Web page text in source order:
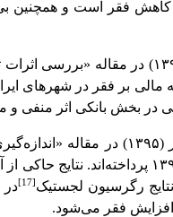
فقر است و همچنین
(۱۳۹۹) در مقاله «بررسی
شهرهای ایران در سال‌های ۱۳۹۶-۱۳۶۸ به
در بخش بانکی اثر منفی و
(۱۳۹۵) در مقاله
رگرسیون لجستیک [17]
فقر می‌شود.